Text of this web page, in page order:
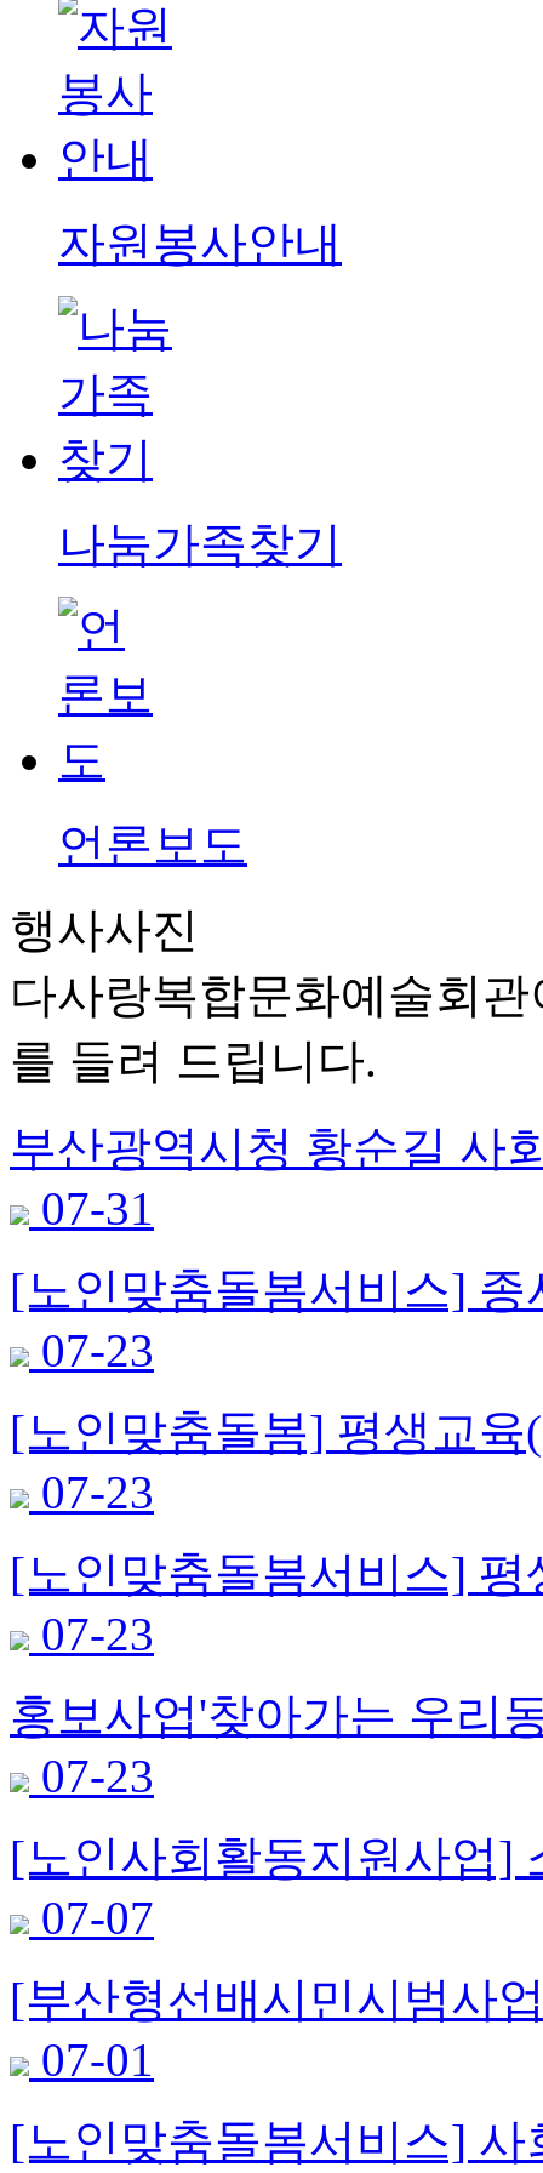
자원봉사안내
나눔가족찾기
언론보도
행사사진
다사랑복합문화예술회
를 들려 드립니다.
부산광역시청 황순길 사
07-31
[노인맞춤돌봄서비스] 종
07-23
[노인맞춤돌봄] 평생교육
07-23
[노인맞춤돌봄서비스] 평
07-23
홍보사업'찾아가는 우리
07-23
[노인사회활동지원사업]
07-07
[부산형선배시민시범사
07-01
[노인맞춤돌봄서비스] 사